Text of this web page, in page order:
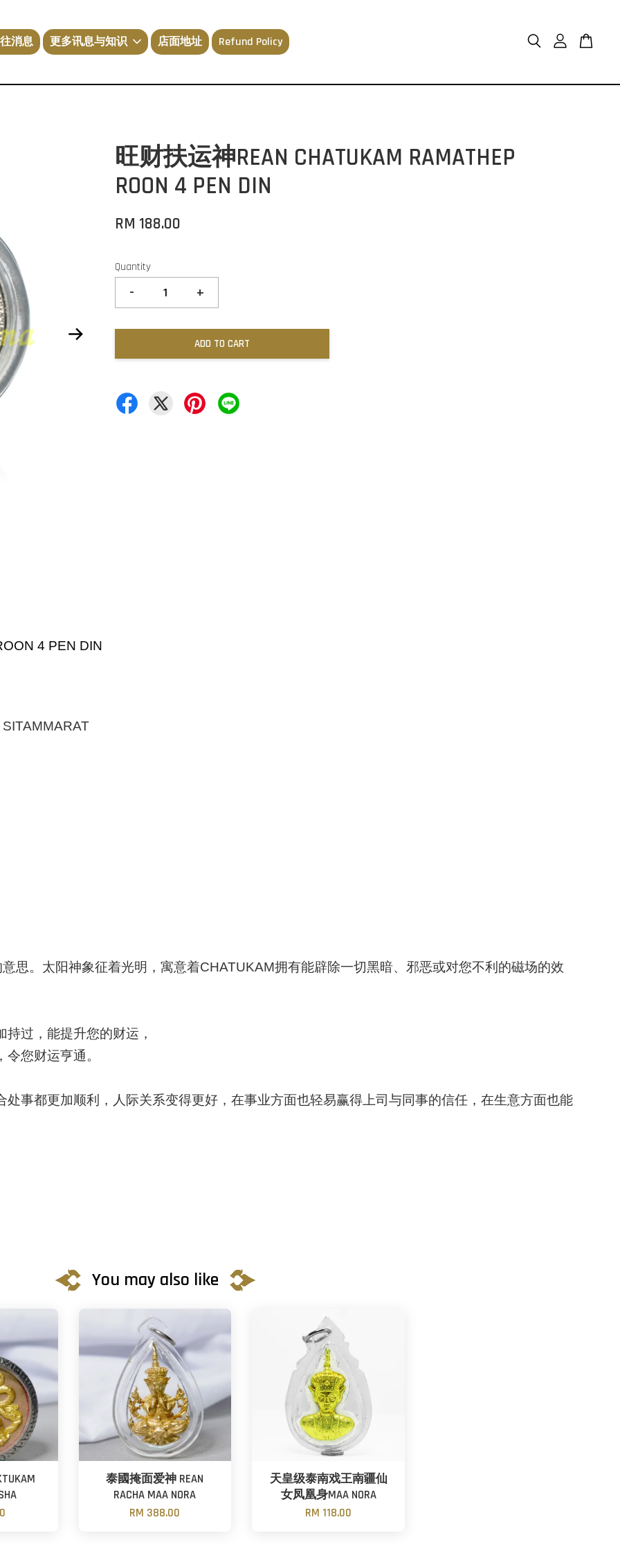
消息 更多讯息与知识 店面地址 Refund Policy
旺财扶运神REAN CHATUKAM RAMATHEP
ROON 4 PEN DIN
RM 188.00
Quantity
- +
ADD TO CART
4 PEN DIN
思。太阳神象征着光明，寓意着CHATUKAM拥有能辟除一切黑暗、邪恶或对您不利的磁场的效
过，能提升您的财运，
您财运亨通。
事都更加顺利，人际关系变得更好，在事业方面也轻易赢得上司与同事的信任，在生意方面也能
You may also like
泰國掩面爱神 REAN
RACHA MAA NORA
RM 388.00
天皇级泰南戏王南疆仙
女凤凰身MAA NORA
RM 118.00